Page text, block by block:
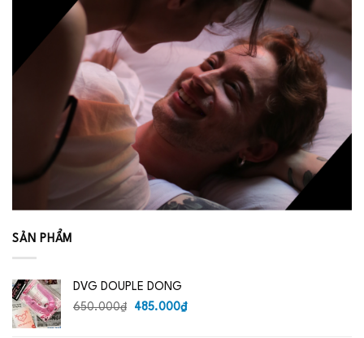
SẢN PHẨM
DVG DOUPLE DONG
650.000₫
Giá
485.000₫Giá